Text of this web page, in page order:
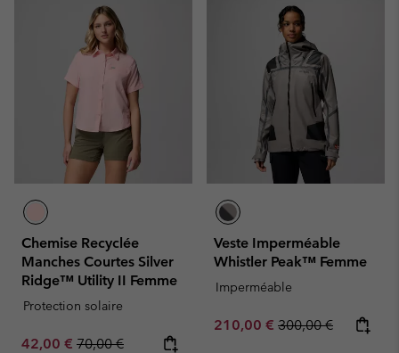
Chemise Recyclée
Manches Courtes Silver
Ridge™ Utility II Femme
Protection solaire
Sale price:
42,00 € Regular price:
70,00 €
Veste Imperméable
Whistler Peak™ Femme
Imperméable
Sale price:
210,00 € Regular price:
300,00 €